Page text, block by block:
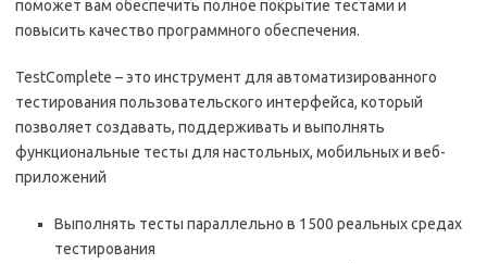
поможет вам обеспечить полное покрытие тестами и
повысить качество программного обеспечения.
TestComplete – это инструмент для автоматизированного
тестирования пользовательского интерфейса, который
позволяет создавать, поддерживать и выполнять
функциональные тесты для настольных, мобильных и веб-
приложений
Выполнять тесты параллельно в 1500 реальных средах
тестирования